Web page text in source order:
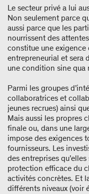
Le secteur privé a lui
Non seulement parce
aussi parce que les
nourrissent des
constitue une
entrepreneurial et sera
une condition sine qua
Parmi les groupes
collaboratrices et
jeunes recrues) ainsi
Mais aussi les propres
finale ou, dans une
impose des exigences
fournisseurs. Les
des entreprises
protection efficace du
activités concrètes. Et
différents niveaux (voir